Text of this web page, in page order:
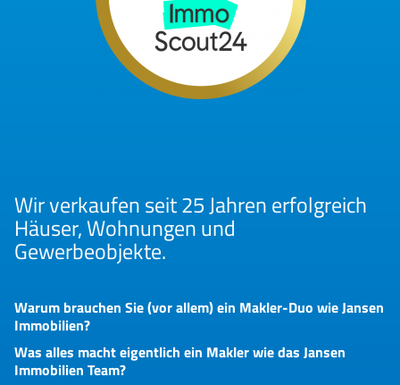
Wir verkaufen seit 25 Jahren erfolgreich
Häuser, Wohnungen und
Gewerbeobjekte.
Warum brauchen Sie (vor allem) ein Makler-Duo wie Jansen
Immobilien?
Was alles macht eigentlich ein Makler wie das Jansen
Immobilien Team?